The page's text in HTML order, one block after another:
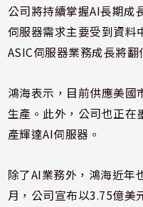
公司將持續掌握AI長期成
伺服器需求主要受到資料
ASIC伺服器業務成長將翻
鴻海表示，目前供應美
生產。此外，公司也正在
產輝達AI伺服器。
除了AI業務外，鴻海近年
月，公司宣布以3.75億